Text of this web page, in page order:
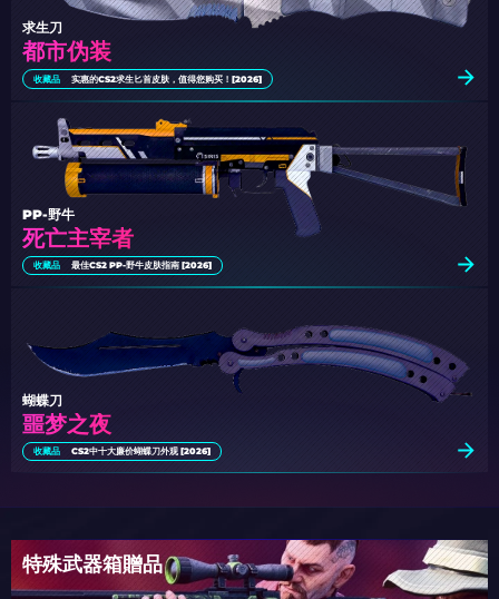
都市伪装
求生刀
收藏品 实惠的CS2求生匕首皮肤，值得您购买！[2026]
死亡主宰者
PP-野牛
收藏品 最佳CS2 PP-野牛皮肤指南 [2026]
噩梦之夜
蝴蝶刀
收藏品 CS2中十大廉价蝴蝶刀外观 [2026]
特殊武器箱贈品